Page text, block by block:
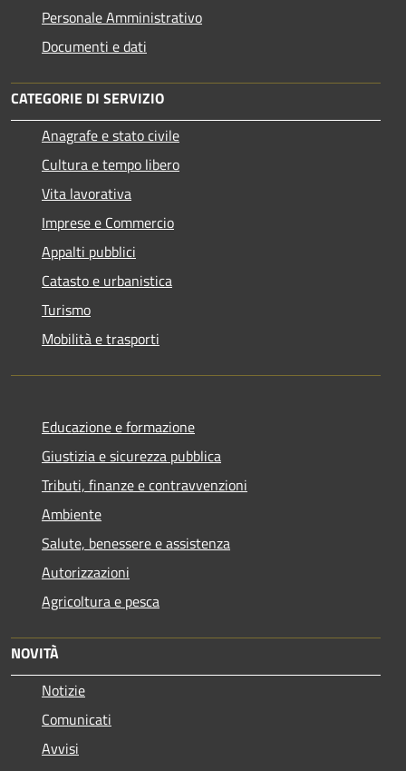
Personale Amministrativo
Documenti e dati
CATEGORIE DI SERVIZIO
Anagrafe e stato civile
Cultura e tempo libero
Vita lavorativa
Imprese e Commercio
Appalti pubblici
Catasto e urbanistica
Turismo
Mobilità e trasporti
Educazione e formazione
Giustizia e sicurezza pubblica
Tributi, finanze e contravvenzioni
Ambiente
Salute, benessere e assistenza
Autorizzazioni
Agricoltura e pesca
NOVITÀ
Notizie
Comunicati
Avvisi